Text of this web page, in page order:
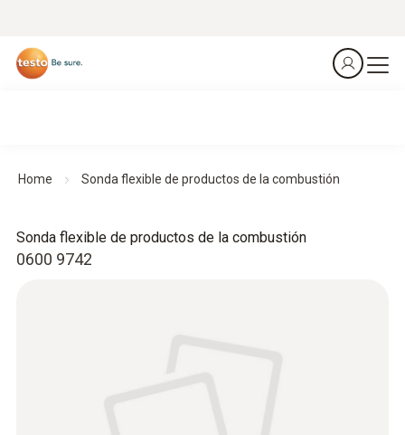
Home Sonda flexible de productos de la combustión
0600 9742
Sonda flexible de productos de la combustión